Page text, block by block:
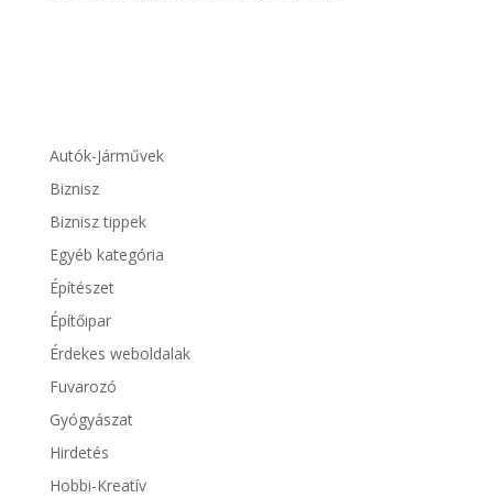
Autók-Járművek
Biznisz
Biznisz tippek
Egyéb kategória
Építészet
Építőipar
Érdekes weboldalak
Fuvarozó
Gyógyászat
Hirdetés
Hobbi-Kreatív